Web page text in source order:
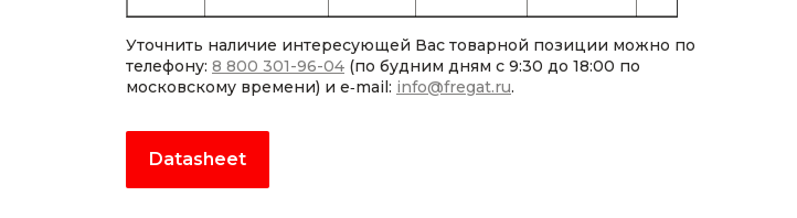
Уточнить наличие интересующей Вас товарной позиции можно по
телефону: 8 800 301-96-04 (по будним дням с 9:30 до 18:00 по
московскому времени) и e‑mail: info@fregat.ru.
Datasheet